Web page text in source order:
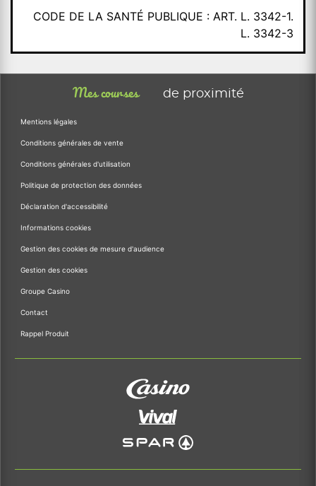
CODE DE LA SANTÉ PUBLIQUE : ART. L. 3342-1.
L. 3342-3
Mes courses de proximité
Mentions légales
Conditions générales de vente
Conditions générales d'utilisation
Politique de protection des données
Déclaration d'accessibilité
Informations cookies
Gestion des cookies de mesure d'audience
Gestion des cookies
Groupe Casino
Contact
Rappel Produit